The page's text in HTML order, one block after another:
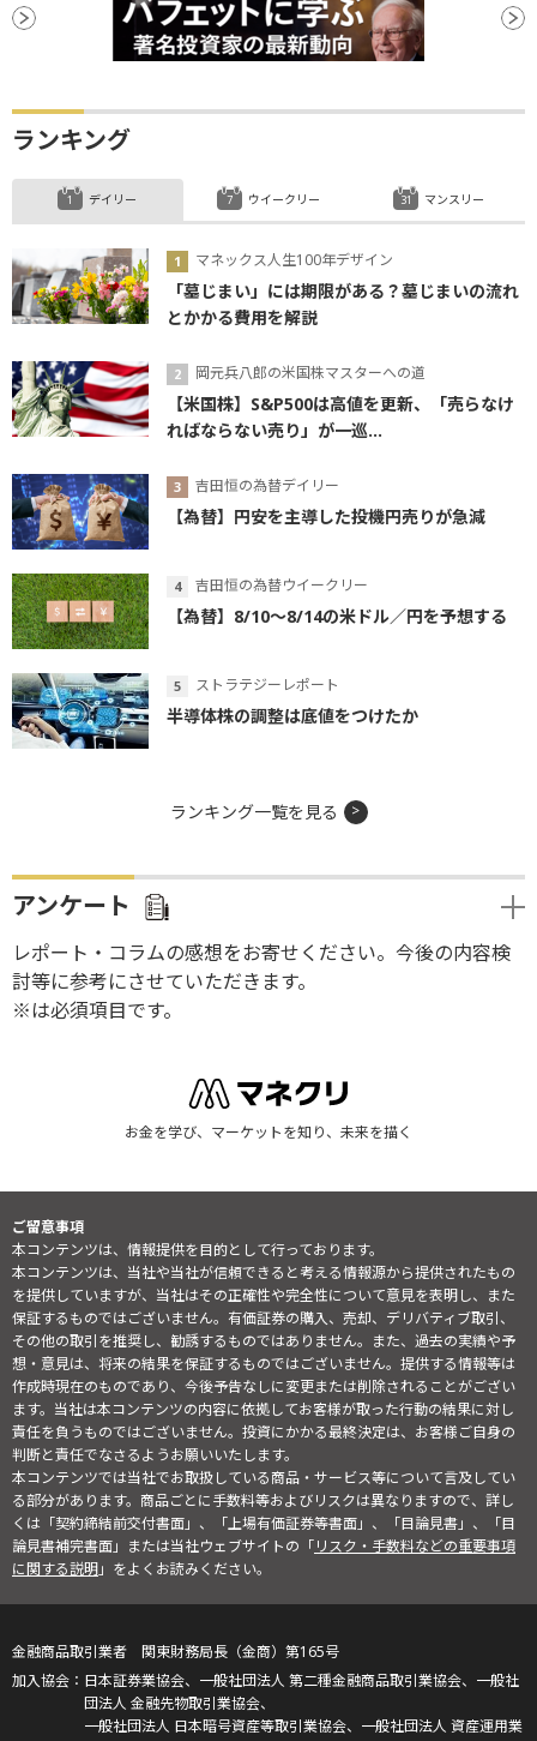
ステーブルコイン
生成AI 底
タカ派
ナスダック100 ハト派
ランキング
デイリー
マネックス人生100年デザイン
「墓じまい」には期限がある？墓じまいの流れ
とかかる費用を解説
岡元兵八郎の米国株マスターへの道
【米国株】S&P500は高値を更新、「売らなけ
ればならない売り」が一巡...
吉田恒の為替デイリー
【為替】円安を主導した投機円売りが急減
吉田恒の為替ウイークリー
【為替】8/10～8/14の米ドル／円を予想する
ストラテジーレポート
半導体株の調整は底値をつけたか
ウイークリー マンスリー
ランキング一覧を見る
アンケート
レポート・コラムの感想をお寄せください。今後の内容検
討等に参考にさせていただきます。
※は必須項目です。
お金を学び、マーケットを知り、未来を描く
ご留意事項
本コンテンツは、情報提供を目的として行っております。
本コンテンツは、当社や当社が信頼できると考える情報源から提供されたもの
を提供していますが、当社はその正確性や完全性について意見を表明し、また
保証するものではございません。有価証券の購入、売却、デリバティブ取引、
その他の取引を推奨し、勧誘するものではありません。また、過去の実績や予
想・意見は、将来の結果を保証するものではございません。提供する情報等は
作成時現在のものであり、今後予告なしに変更または削除されることがござい
ます。当社は本コンテンツの内容に依拠してお客様が取った行動の結果に対し
責任を負うものではございません。投資にかかる最終決定は、お客様ご自身の
判断と責任でなさるようお願いいたします。
本コンテンツでは当社でお取扱している商品・サービス等について言及してい
る部分があります。商品ごとに手数料等およびリスクは異なりますので、詳し
くは「契約締結前交付書面」、「上場有価証券等書面」、「目論見書」、「目
論見書補完書面」または当社ウェブサイトの「リスク・手数料などの重要事項
に関する説明」をよくお読みください。
金融商品取引業者 関東財務局長（金商）第165号
日本証券業協会、一般社団法人 第二種金融商品取引業協会、一般社
団法人 金融先物取引業協会、
一般社団法人 日本暗号資産等取引業協会、一般社団法人 資産運用業